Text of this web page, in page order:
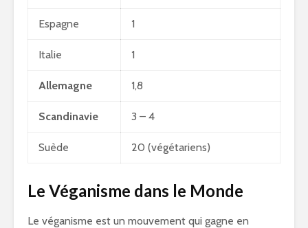
Espagne 1
Italie 1
Allemagne 1,8
Scandinavie 3 – 4
Suède 20 (végétariens)
Le Véganisme dans le Monde
Le véganisme est un mouvement qui gagne en